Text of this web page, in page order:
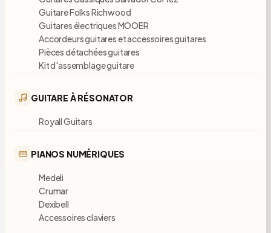
Guitare Folks Richwood
Guitares électriques MOOER
Accordeurs guitares et accessoires guitares
Pièces détachées guitares
Kit d'assemblage guitare
GUITARE À RÉSONATOR
Royall Guitars
PIANOS NUMÉRIQUES
Medeli
Crumar
Dexibell
Accessoires claviers